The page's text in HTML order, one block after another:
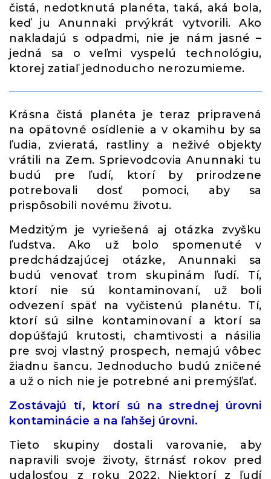
čistá, nedotknutá planéta, taká, aká bola,
keď ju Anunnaki prvýkrát vytvorili. Ako
nakladajú s odpadmi, nie je nám jasné –
jedná sa o veľmi vyspelú technológiu,
ktorej zatiaľ jednoducho nerozumieme.
Krásna čistá planéta je teraz pripravená
na opätovné osídlenie a v okamihu by sa
ľudia, zvieratá, rastliny a neživé objekty
vrátili na Zem. Sprievodcovia Anunnaki tu
budú pre ľudí, ktorí by prirodzene
potrebovali dosť pomoci, aby sa
prispôsobili novému životu.
Medzitým je vyriešená aj otázka zvyšku
ľudstva. Ako už bolo spomenuté v
predchádzajúcej otázke, Anunnaki sa
budú venovať trom skupinám ľudí. Tí,
ktorí nie sú kontaminovaní, už boli
odvezení späť na vyčistenú planétu. Tí,
ktorí sú silne kontaminovaní a ktorí sa
dopúšťajú krutosti, chamtivosti a násilia
pre svoj vlastný prospech, nemajú vôbec
žiadnu šancu. Jednoducho budú zničené
a už o nich nie je potrebné ani premýšľať.
Zostávajú tí, ktorí sú na strednej úrovni
kontaminácie a na ľahšej úrovni.
Tieto skupiny dostali varovanie, aby
napravili svoje životy, štrnásť rokov pred
udalosťou z roku 2022. Niektorí z ľudí